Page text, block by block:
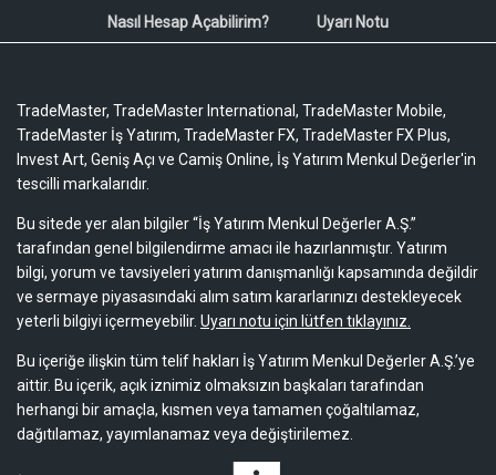
Nasıl Hesap Açabilirim?
Uyarı Notu
TradeMaster, TradeMaster International, TradeMaster Mobile,
TradeMaster İş Yatırım, TradeMaster FX, TradeMaster FX Plus,
Invest Art, Geniş Açı ve Camiş Online, İş Yatırım Menkul Değerler'in
tescilli markalarıdır.
Bu sitede yer alan bilgiler “İş Yatırım Menkul Değerler A.Ş.”
tarafından genel bilgilendirme amacı ile hazırlanmıştır. Yatırım
bilgi, yorum ve tavsiyeleri yatırım danışmanlığı kapsamında değildir
ve sermaye piyasasındaki alım satım kararlarınızı destekleyecek
yeterli bilgiyi içermeyebilir. Uyarı notu için lütfen tıklayınız.
Bu içeriğe ilişkin tüm telif hakları İş Yatırım Menkul Değerler A.Ş.’ye
aittir. Bu içerik, açık iznimiz olmaksızın başkaları tarafından
herhangi bir amaçla, kısmen veya tamamen çoğaltılamaz,
dağıtılamaz, yayımlanamaz veya değiştirilemez.